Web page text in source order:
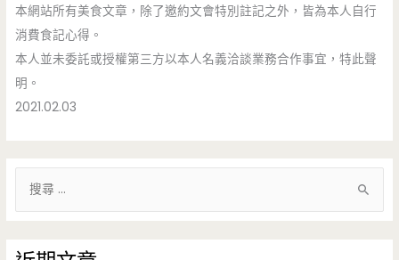
本網站所有美食文章，除了邀約文會特別註記之外，皆為本人自行
消費食記心得。
本人並未委託或授權第三方以本人名義洽談業務合作事宜，特此聲
明。
2021.02.03
鍵